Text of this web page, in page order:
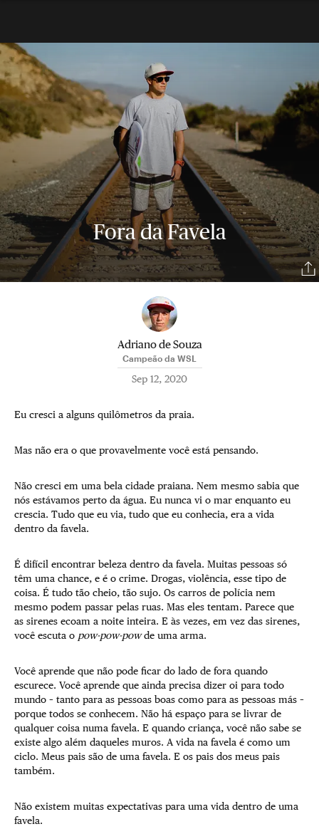
Fora da Favela
Adriano de Souza
Campeão da WSL
Sep 12, 2020
Eu cresci a alguns quilômetros da praia.
Mas não era o que provavelmente você está pensando.
Não cresci em uma bela cidade praiana. Nem mesmo sabia que
nós estávamos perto da água. Eu nunca vi o mar enquanto eu
crescia. Tudo que eu via, tudo que eu conhecia, era a vida
dentro da favela.
É difícil encontrar beleza dentro da favela. Muitas pessoas só
têm uma chance, e é o crime. Drogas, violência, esse tipo de
coisa. É tudo tão cheio, tão sujo. Os carros de polícia nem
mesmo podem passar pelas ruas. Mas eles tentam. Parece que
as sirenes ecoam a noite inteira. E às vezes, em vez das sirenes,
você escuta o pow-pow-powde uma arma.
Você aprende que não pode ficar do lado de fora quando
escurece. Você aprende que ainda precisa dizer oi para todo
mundo – tanto para as pessoas boas como para as pessoas más –
porque todos se conhecem. Não há espaço para se livrar de
qualquer coisa numa favela. E quando criança, você não sabe se
existe algo além daqueles muros. A vida na favela é como um
ciclo. Meus pais são de uma favela. E os pais dos meus pais
também.
Não existem muitas expectativas para uma vida dentro de uma
favela.